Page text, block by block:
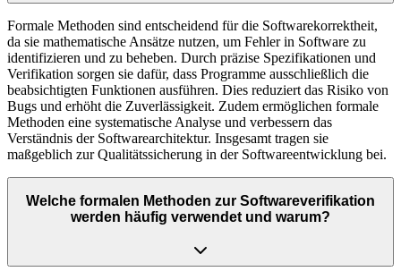
Formale Methoden sind entscheidend für die Softwarekorrektheit,
da sie mathematische Ansätze nutzen, um Fehler in Software zu
identifizieren und zu beheben. Durch präzise Spezifikationen und
Verifikation sorgen sie dafür, dass Programme ausschließlich die
beabsichtigten Funktionen ausführen. Dies reduziert das Risiko von
Bugs und erhöht die Zuverlässigkeit. Zudem ermöglichen formale
Methoden eine systematische Analyse und verbessern das
Verständnis der Softwarearchitektur. Insgesamt tragen sie
maßgeblich zur Qualitätssicherung in der Softwareentwicklung bei.
Welche formalen Methoden zur Softwareverifikation
werden häufig verwendet und warum?